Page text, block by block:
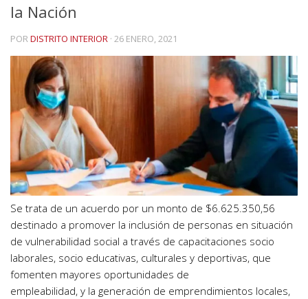
la Nación
PORDISTRITO INTERIOR · 26 ENERO, 2021
Se trata de un acuerdo por un monto de $6.625.350,56
destinado a promover la inclusión de personas en situación
de vulnerabilidad social a través de capacitaciones socio
laborales, socio educativas, culturales y deportivas, que
fomenten mayores oportunidades de
empleabilidad, y la generación de emprendimientos locales,